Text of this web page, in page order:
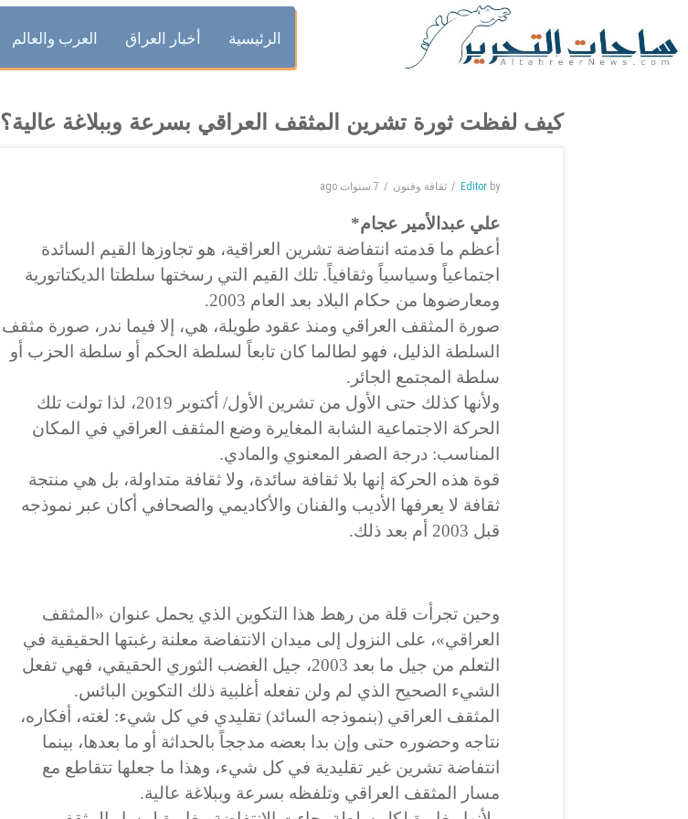
الرئيسية أخبار العراق العرب والعالم
كيف لفظت ثورة تشرين المثقف العراقي بسرعة وببلاغة عالية؟
by
Editor ثقافة وفنون 7 سنوات ago
علي عبدالأمير عجام*
أعظم ما قدمته انتفاضة تشرين العراقية، هو تجاوزها القيم السائدة
اجتماعياً وسياسياً وثقافياً. تلك القيم التي رسختها سلطتا الديكتاتورية
ومعارضوها من حكام البلاد بعد العام 2003.
صورة المثقف العراقي ومنذ عقود طويلة، هي، إلا فيما ندر، صورة مثقف
السلطة الذليل، فهو لطالما كان تابعاً لسلطة الحكم أو سلطة الحزب أو
سلطة المجتمع الجائر.
ولأنها كذلك حتى الأول من تشرين الأول/ أكتوبر 2019، لذا تولت تلك
الحركة الاجتماعية الشابة المغايرة وضع المثقف العراقي في المكان
المناسب: درجة الصفر المعنوي والمادي.
قوة هذه الحركة إنها بلا ثقافة سائدة، ولا ثقافة متداولة، بل هي منتجة
ثقافة لا يعرفها الأديب والفنان والأكاديمي والصحافي أكان عبر نموذجه
قبل 2003 أم بعد ذلك.
وحين تجرأت قلة من رهط هذا التكوين الذي يحمل عنوان «المثقف
العراقي»، على النزول إلى ميدان الانتفاضة معلنة رغبتها الحقيقية في
التعلم من جيل ما بعد 2003، جيل الغضب الثوري الحقيقي، فهي تفعل
الشيء الصحيح الذي لم ولن تفعله أغلبية ذلك التكوين البائس.
المثقف العراقي (بنموذجه السائد) تقليدي في كل شيء: لغته، أفكاره،
نتاجه وحضوره حتى وإن بدا بعضه مدججاً بالحداثة أو ما بعدها، بينما
انتفاضة تشرين غير تقليدية في كل شيء، وهذا ما جعلها تتقاطع مع
مسار المثقف العراقي وتلفظه بسرعة وببلاغة عالية.